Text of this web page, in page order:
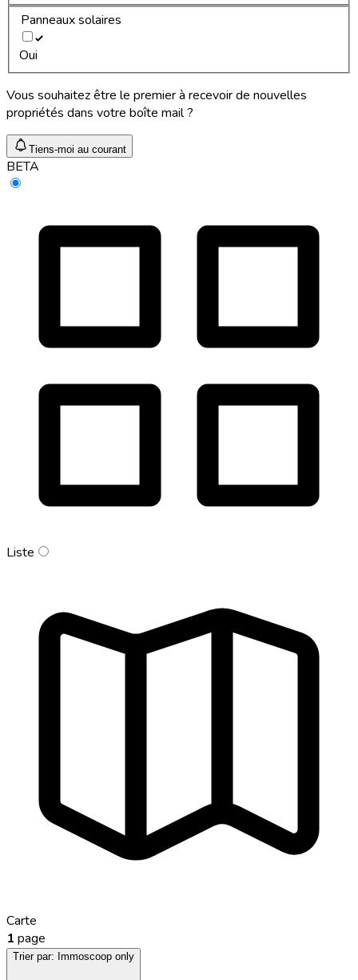
Panneaux solaires
Oui
Vous souhaitez être le premier à recevoir de nouvelles
propriétés dans votre boîte mail ?
Tiens-moi au courant
BETA
Liste
Carte
1 page
Trier par: Immoscoop only